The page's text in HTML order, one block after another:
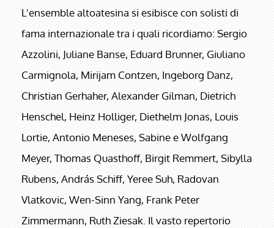
L'ensemble altoatesina si esibisce con solisti di
fama internazionale tra i quali ricordiamo: Sergio
Azzolini, Juliane Banse, Eduard Brunner, Giuliano
Carmignola, Mirijam Contzen, Ingeborg Danz,
Christian Gerhaher, Alexander Gilman, Dietrich
Henschel, Heinz Holliger, Diethelm Jonas, Louis
Lortie, Antonio Meneses, Sabine e Wolfgang
Meyer, Thomas Quasthoff, Birgit Remmert, Sibylla
Rubens, András Schiff, Yeree Suh, Radovan
Vlatkovic, Wen-Sinn Yang, Frank Peter
Zimmermann, Ruth Ziesak. Il vasto repertorio